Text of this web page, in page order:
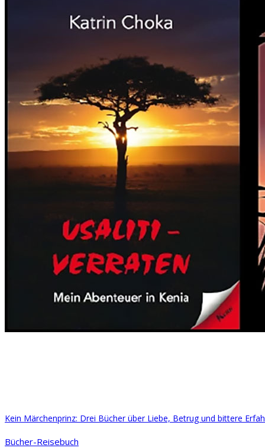
Kein Märchenprinz: Drei Bücher über Liebe, Betrug und bittere
Bücher-Reisebuch